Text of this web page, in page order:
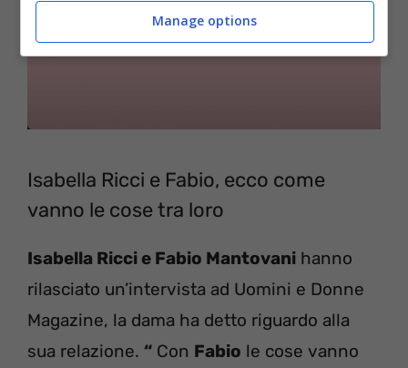
Isabella Ricci e Fabio, ecco come
vanno le cose tra loro
Isabella Ricci e Fabio Mantovani hanno
rilasciato un’intervista ad Uomini e Donne
Magazine, la dama ha detto riguardo alla
sua relazione. “ Con Fabio le cose vanno
Manage options